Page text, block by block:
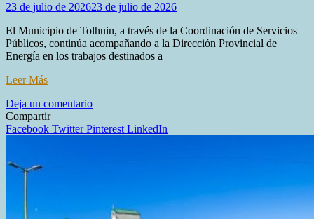
23 de julio de 202623 de julio de 2026
El Municipio de Tolhuin, a través de la Coordinación de Servicios
Públicos, continúa acompañando a la Dirección Provincial de
Energía en los trabajos destinados a
Leer Más
Deja un comentarioen
de
eléctrico
Compartir
Facebook TwitterPinterest LinkedIn